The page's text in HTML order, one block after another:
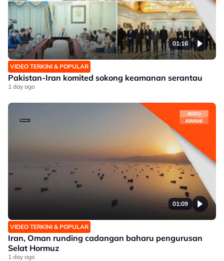
01:16
VIDEO TERKINI & POPULAR
Pakistan-Iran komited sokong keamanan serantau
1 day ago
01:09
VIDEO TERKINI & POPULAR
Iran, Oman runding cadangan baharu pengurusan
Selat Hormuz
1 day ago